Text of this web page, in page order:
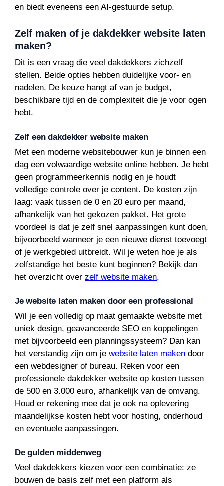
en biedt eveneens een AI-gestuurde setup.
Zelf maken of je dakdekker website laten
maken?
Dit is een vraag die veel dakdekkers zichzelf
stellen. Beide opties hebben duidelijke voor- en
nadelen. De keuze hangt af van je budget,
beschikbare tijd en de complexiteit die je voor ogen
hebt.
Zelf een dakdekker website maken
Met een moderne websitebouwer kun je binnen een
dag een volwaardige website online hebben. Je hebt
geen programmeerkennis nodig en je houdt
volledige controle over je content. De kosten zijn
laag: vaak tussen de 0 en 20 euro per maand,
afhankelijk van het gekozen pakket. Het grote
voordeel is dat je zelf snel aanpassingen kunt doen,
bijvoorbeeld wanneer je een nieuwe dienst toevoegt
of je werkgebied uitbreidt. Wil je weten hoe je als
zelfstandige het beste kunt beginnen? Bekijk dan
het overzicht over zelf website maken.
Je website laten maken door een professional
Wil je een volledig op maat gemaakte website met
uniek design, geavanceerde SEO en koppelingen
met bijvoorbeeld een planningssysteem? Dan kan
het verstandig zijn om je website laten maken door
een webdesigner of bureau. Reken voor een
professionele dakdekker website op kosten tussen
de 500 en 3.000 euro, afhankelijk van de omvang.
Houd er rekening mee dat je ook na oplevering
maandelijkse kosten hebt voor hosting, onderhoud
en eventuele aanpassingen.
De gulden middenweg
Veel dakdekkers kiezen voor een combinatie: ze
bouwen de basis zelf met een platform als